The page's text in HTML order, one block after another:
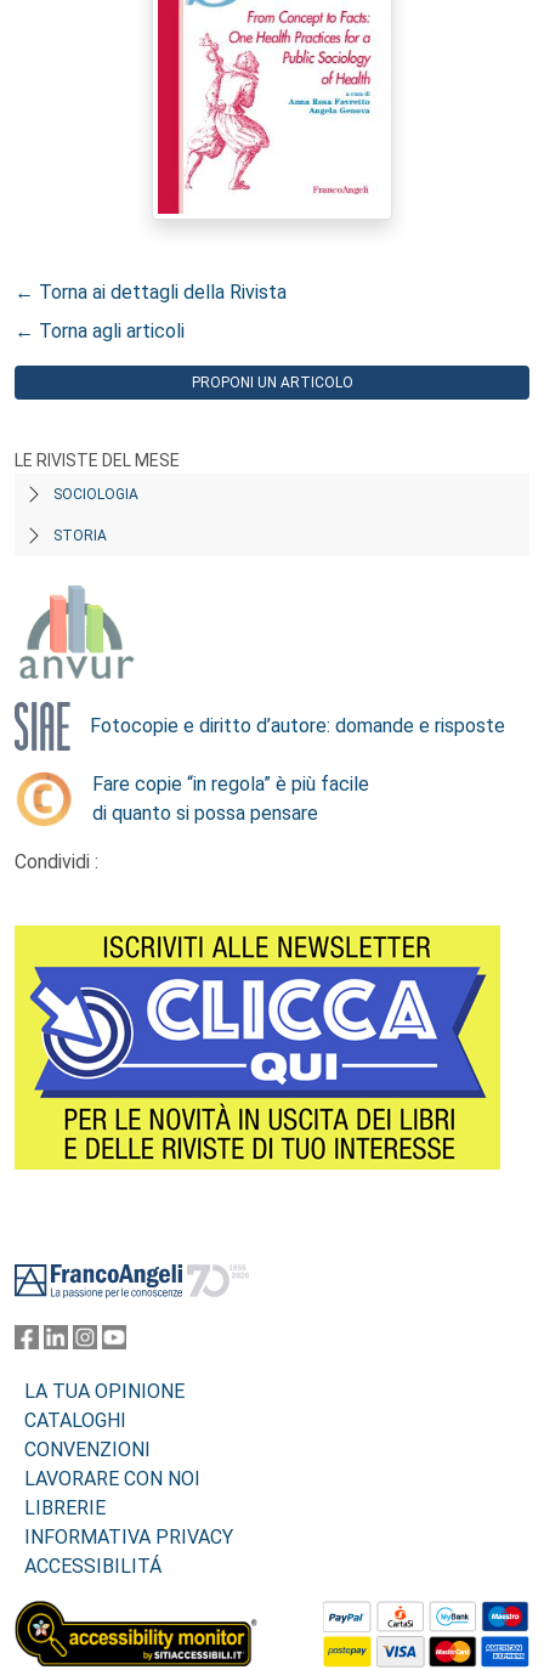
← Torna ai dettagli della Rivista
← Torna agli articoli
PROPONI UN ARTICOLO
LE RIVISTE DEL MESE
SOCIOLOGIA
STORIA
Fotocopie e diritto d’autore: domande e risposte
Fare copie “in regola” è più facile
di quanto si possa pensare
Condividi :
LA TUA OPINIONE
CATALOGHI
CONVENZIONI
LAVORARE CON NOI
LIBRERIE
INFORMATIVA PRIVACY
ACCESSIBILITÁ